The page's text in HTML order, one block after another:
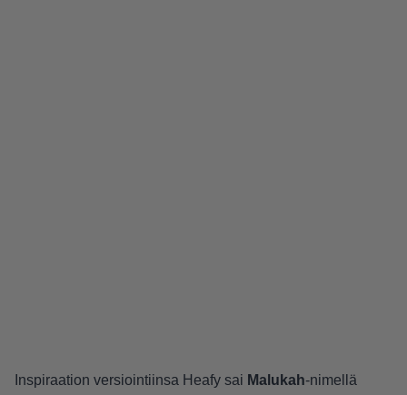
Inspiraation versiointiinsa Heafy sai Malukah-nimellä